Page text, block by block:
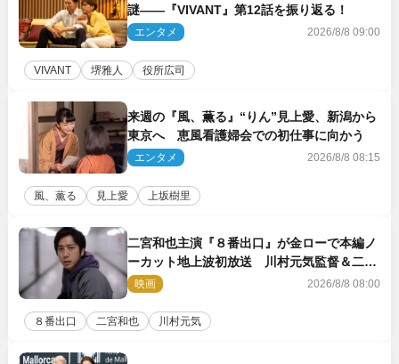
謎――『VIVANT』第12話を振り返る！
エンタメ 2026/8/8 09:00
VIVANT 堺雅人 役所広司
来週の『風、薫る』“りん”見上愛、新潟から
東京へ 恵風看護婦会での初仕事に向かう
エンタメ 2026/8/8 08:15
風、薫る 見上愛 上坂樹里
二宮和也主演『８番出口』が金ローで本編ノ
ーカット地上波初放送 川村元気監督＆二宮
コメント到着
映画 2026/8/8 08:00
８番出口 二宮和也 川村元気